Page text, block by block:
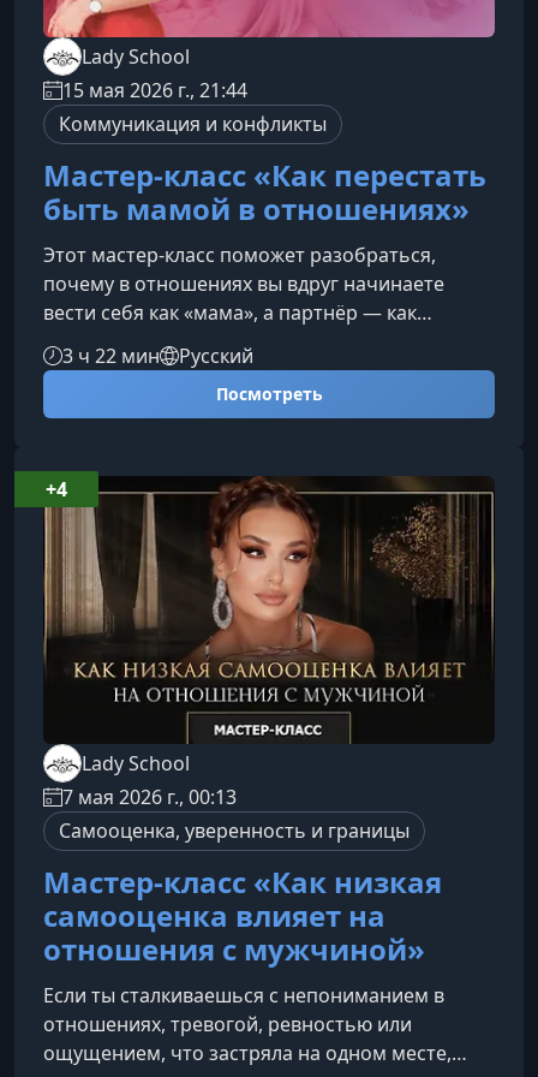
Lady School
15 мая 2026 г., 21:44
Коммуникация и конфликты
Мастер-класс «Как перестать
быть мамой в отношениях»
Этот мастер‑класс поможет разобраться,
почему в отношениях вы вдруг начинаете
вести себя как «мама», а партнёр — как
«ребёнок», и как перестать повторять этот
сценарий, возвращая уважение, притяжение и
здоровые границы.О чём поговорим на
мастер‑классеМы детально разберём самые
роли в отношениях смещаются:Как перестать
«залипать» на мужчину и сохранять
внутреннюю опору.Как корректно и
по‑взрослому обсуждат
3 ч 22 мин Русский
Посмотреть
Lady School
7 мая 2026 г., 00:13
Самооценка, уверенность и границы
Мастер-класс «Как низкая
самооценка влияет на
отношения с мужчиной»
Если ты сталкиваешься с непониманием в
отношениях, тревогой, ревностью или
ощущением, что застряла на одном месте,
+4